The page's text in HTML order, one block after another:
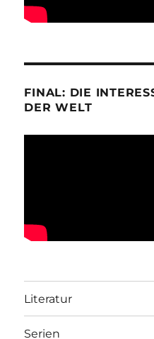
FINAL: DIE
DER WELT
Literatur
Serien